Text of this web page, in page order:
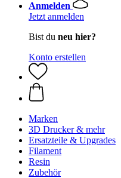
Anmelden
Jetzt anmelden
Bist du neu hier?
Konto erstellen
Marken
3D Drucker & mehr
Ersatzteile & Upgrades
Filament
Resin
Zubehör